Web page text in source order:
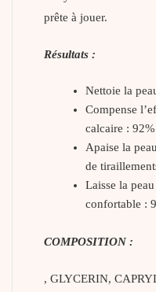
prête à jouer.
Résultats :
Nettoie la
Compense
calcaire :
Apaise la
de
Laisse la
confortable :
COMPOSITION :
, GLYCERIN,